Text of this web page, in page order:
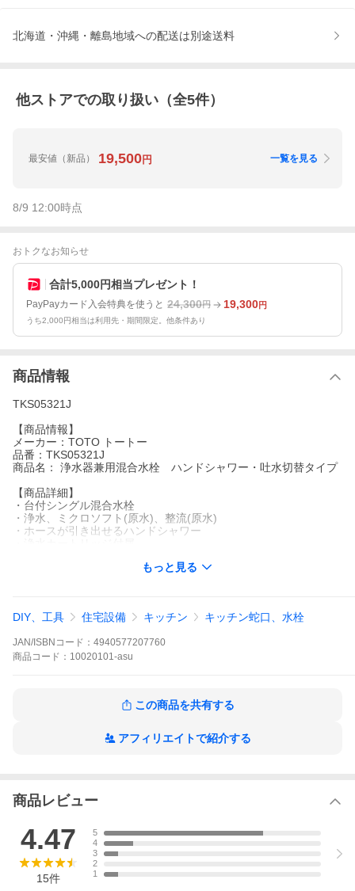
北海道・沖縄・離島地域への配送は別途送料
他ストアでの取り扱い（全5件）
最安値 （新品） 19,500円 一覧を見る
8/9 12:00時点
おトクなお知らせ
合計5,000円相当プレゼント！
PayPayカード入会特典を使うと 24,300円 19,300円
うち2,000円相当は利用先・期間限定。他条件あり
商品情報
TKS05321J
【商品情報】
メーカー：TOTO トートー
品番：TKS05321J
商品名： 浄水器兼用混合水栓 ハンドシャワー・吐水切替タイプ
【商品詳細】
・台付シングル混合水栓
・浄水、ミクロソフト(原水)、整流(原水)
・ホースが引き出せるハンドシャワー
なお、万が一お間違いになられてご購入されても、
※写真はイメージとなりますので本商品の写真とは異なる場合が
タログをご確認ください。
※あす楽商品の発送は、商品ページ内の受付時間までのご注文及
例外として、前払い（銀行振込・コンビニ決済等）を選択さ
れ、12時以降に決済された場合は翌営業日の出荷対応になりま
す。
（当店休業日：土・日・祝）
もっと見る
DIY、工具 住宅設備 キッチン キッチン蛇口、水栓
JAN/ISBNコード： 4940577207760
商品 コード： 10020101-asu
この商品を共有する
アフィリエイトで紹介する
商品レビュー
4.47
15件
5
4
3
2
1